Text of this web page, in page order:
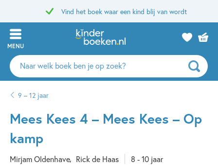
Vind het boek waar een kind blij van wordt
MENU
Zoeken
naar
auteurs
uitgevers
9 – 12 jaar
Mees Kees 4 – Mees Kees – Op
kamp
Mirjam Oldenhave Rick de Haas 8 - 10 jaar